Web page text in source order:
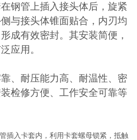
钢管上插入接头体后，旋紧
与接头体锥面贴合，内刃均
成有效密封。其安装简便，
应用。
、耐压能力高、耐温性、密
检修方便、工作安全可靠等
插入卡套内，利用卡套螺母锁紧，抵触